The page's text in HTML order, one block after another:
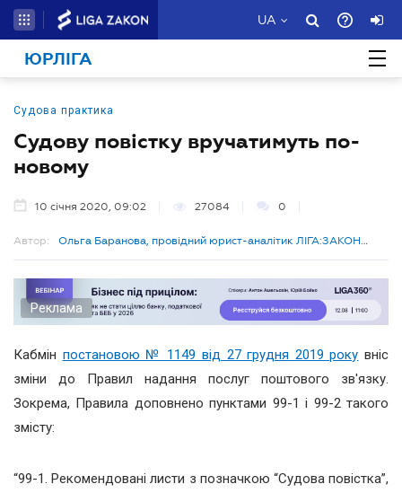
UA
ЮРЛІГА
Судова практика
Судову повістку вручатимуть по-
новому
10 січня 2020, 09:02 27084 0
Автор:
Ольга Баранова, провідний юрист-аналітик ЛІГА:ЗАКОН
Бізнес
Реклама
Кабмін постановою № 1149 від 27 грудня 2019 року вніс
зміни до Правил надання послуг поштового зв'язку.
Зокрема, Правила доповнено пунктами 99-1 і 99-2 такого
змісту:
“99-1. Рекомендовані листи з позначкою “Судова повістка”,